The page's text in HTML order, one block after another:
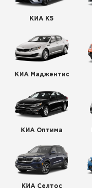
КИА К5
КИА Маджентис
КИА Оптима
КИА Селтос